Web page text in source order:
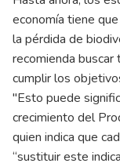
economía tiene
la pérdida de
recomienda buscar
cumplir los
"Esto puede
crecimiento del
quien indica que
“sustituir este